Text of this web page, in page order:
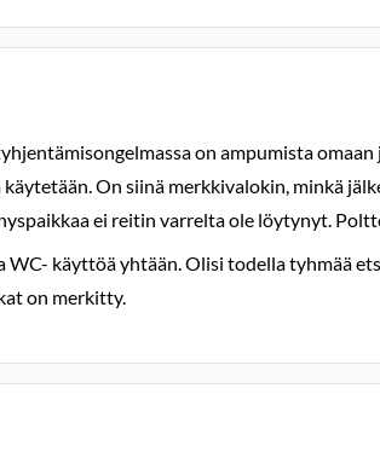
on ampumista
On siinä merkkivalokin, minkä
ei reitin varrelta ole löytynyt.
käyttöä yhtään. Olisi todella tyhmää
on merkitty.